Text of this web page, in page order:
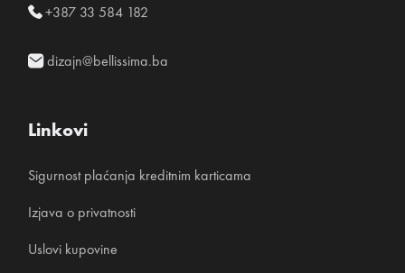
+387 33 584 182
dizajn@bellissima.ba
Linkovi
Sigurnost plaćanja kreditnim karticama
Izjava o privatnosti
Uslovi kupovine